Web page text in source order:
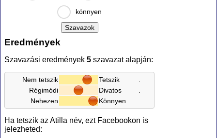
könnyen
Eredmények
Szavazási eredmények 5 szavazat alapján:
Nem tetszik Tetszik
Régimódi
Divatos
Nehezen
Könnyen
Ha tetszik az Atilla név, ezt Facebookon is
jelezheted: